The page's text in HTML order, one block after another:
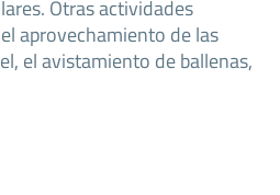
Otras actividades
aprovechamiento de las
el avistamiento de ballenas,